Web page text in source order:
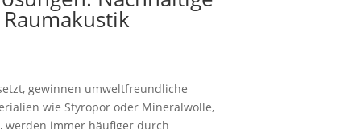
gewinnen umweltfreundliche
wie Styropor oder Mineralwolle,
immer häufiger durch